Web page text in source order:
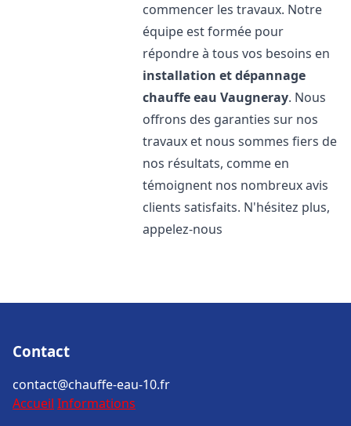
commencer les travaux. Notre
équipe est formée pour
répondre à tous vos besoins en
installation et dépannage
chauffe eau Vaugneray. Nous
offrons des garanties sur nos
travaux et nous sommes fiers de
nos résultats, comme en
témoignent nos nombreux avis
clients satisfaits. N'hésitez plus,
appelez-nous
Contact
contact@chauffe-eau-10.fr
Accueil Informations